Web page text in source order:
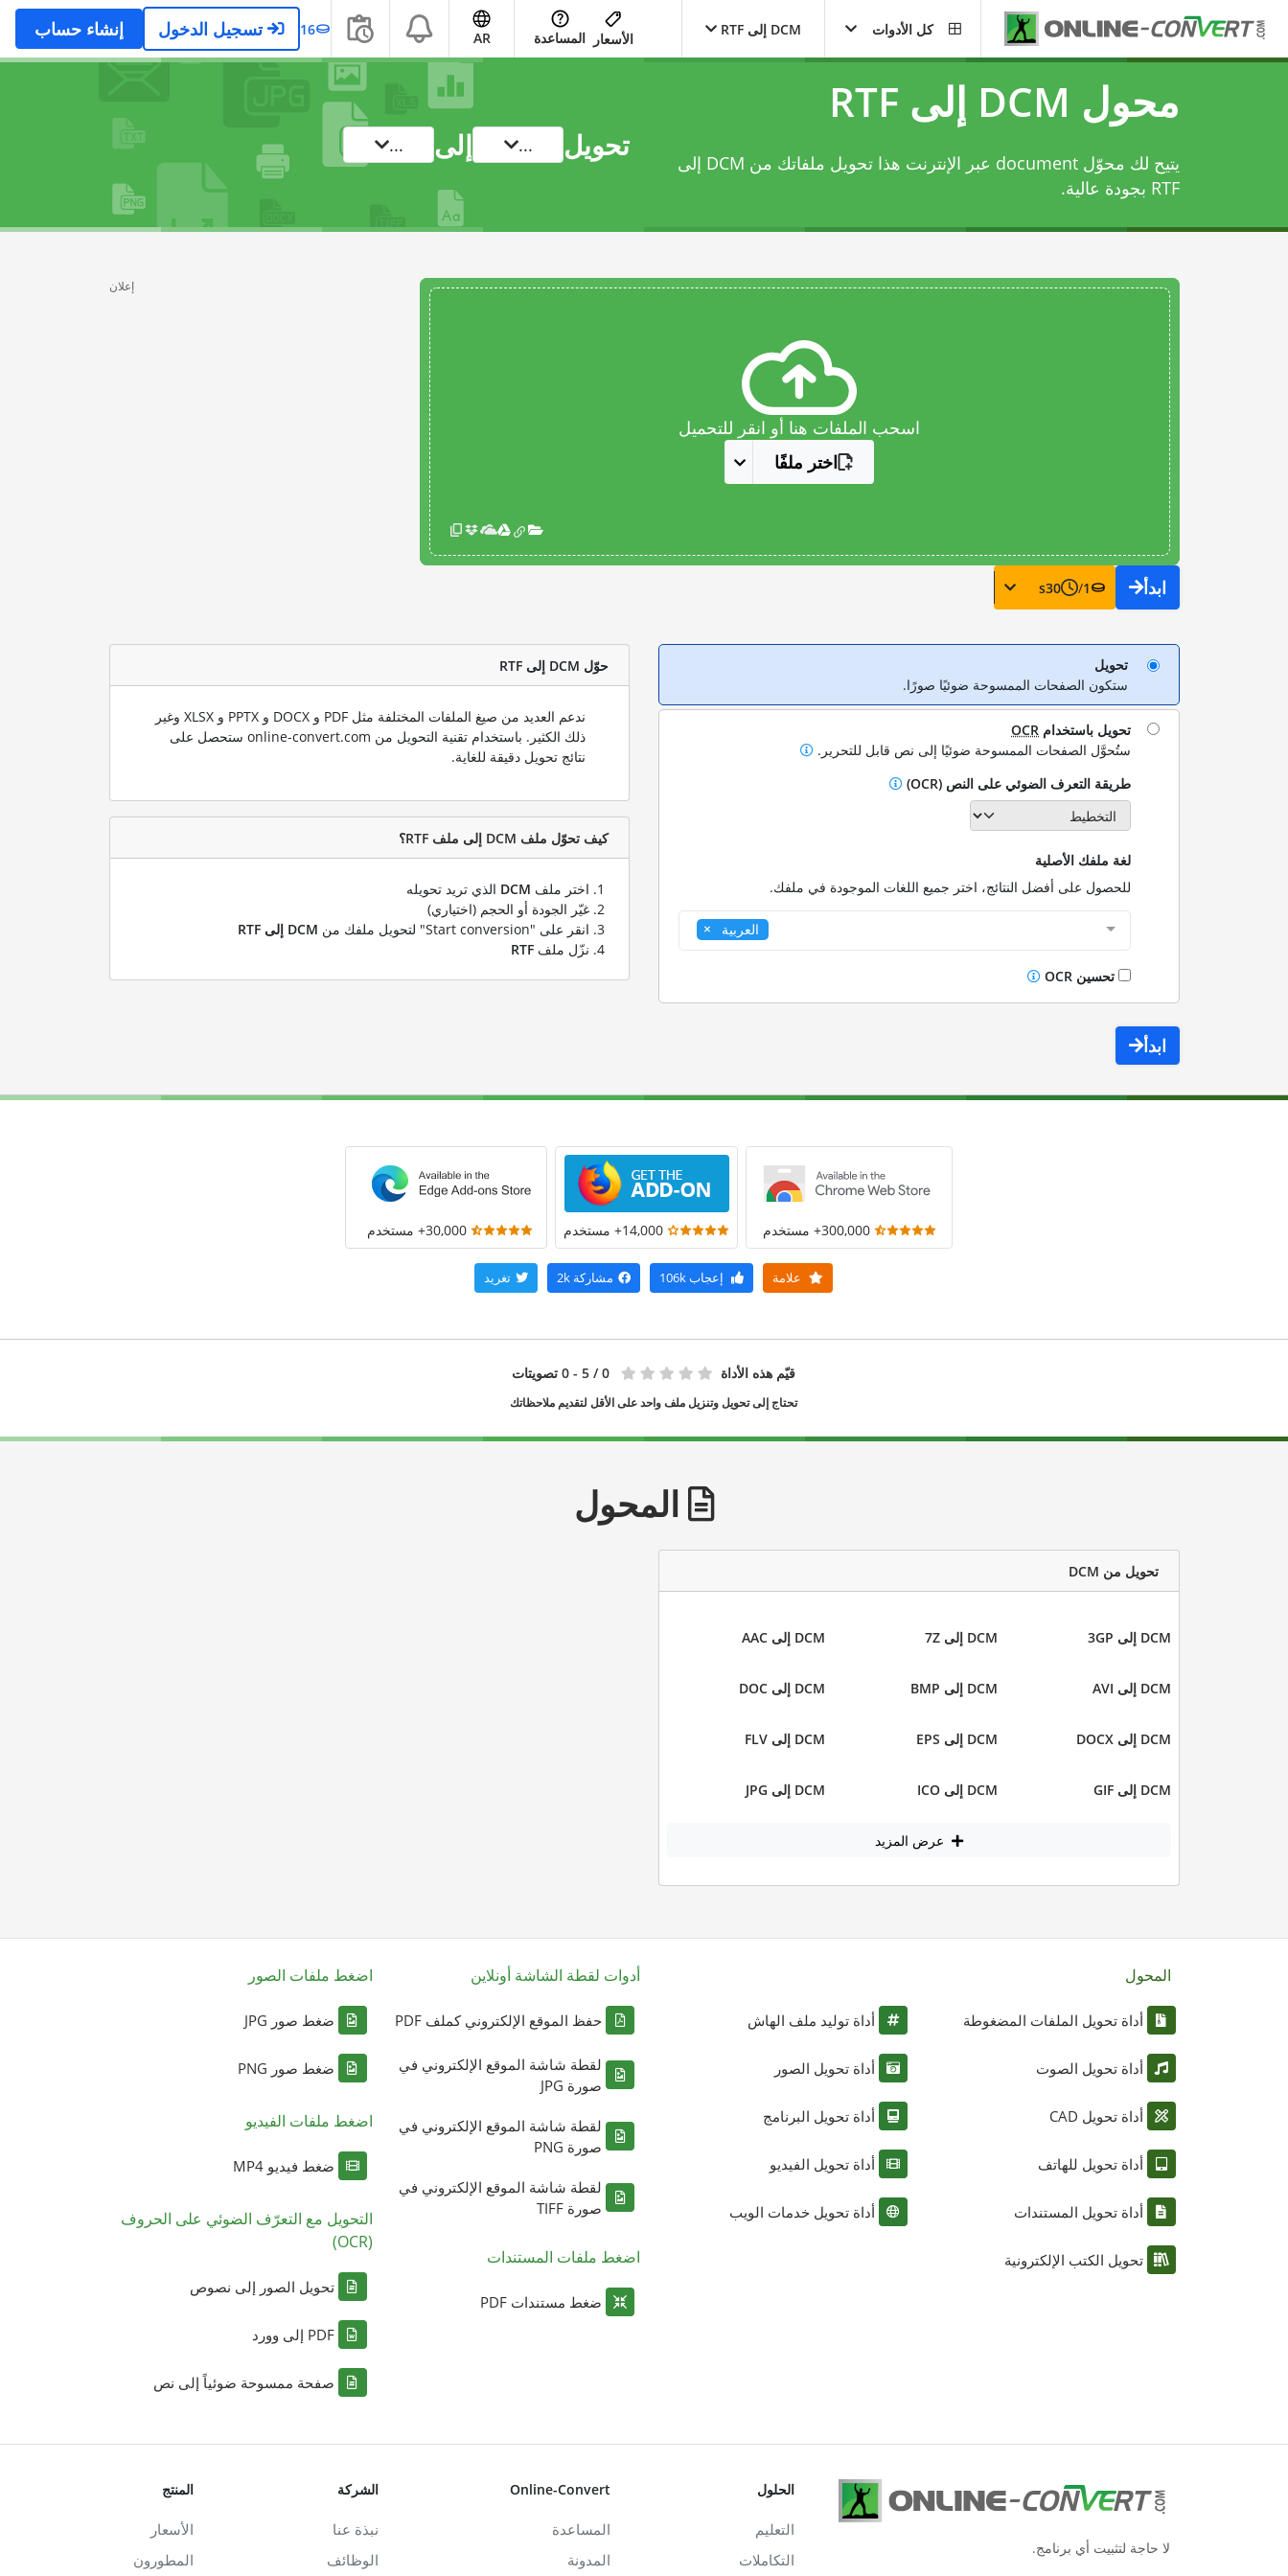
كل الأدوات DCM إلى RTF
الأسعار المساعدة AR
16 تسجيل الدخول إنشاء حساب
محول DCM إلى RTF
يتيح لك محوّل document عبر الإنترنت هذا تحويل ملفاتك من DCM إلى
RTF بجودة عالية.
تحويل ... إلى ...
اسحب الملفات هنا أو انقر للتحميل
اختر ملفًا
ابدأ 1
/
30
s
إعلان
تحويل
ستكون الصفحات الممسوحة ضوئيًا صورًا.
تحويل باستخدام OCR
ستُحوَّل الصفحات الممسوحة ضوئيًا إلى نص قابل للتحرير.
طريقة التعرف الضوئي على النص (OCR)
لغة ملفك الأصلية
للحصول على أفضل النتائج، اختر جميع اللغات الموجودة في ملفك.
العربية
تحسين OCR
ابدأ
حوّل DCM إلى RTF
ندعم العديد من صيغ الملفات المختلفة مثل PDF و DOCX و PPTX و XLSX وغير
ذلك الكثير. باستخدام تقنية التحويل من online-convert.com ستحصل على
نتائج تحويل دقيقة للغاية.
كيف تحوّل ملف DCM إلى ملف RTF؟
اختر ملف DCM الذي تريد تحويله
غيّر الجودة أو الحجم (اختياري)
انقر على "Start conversion" لتحويل ملفك من
DCM إلى RTF
نزّل ملف RTF
300,000+ مستخدم 14,000+ مستخدم 30,000+ مستخدم
علامة إعجاب مشاركة 2k تغريد
قيّم هذه الأداة 0 / 5 - 0 تصويتات
تحتاج إلى تحويل وتنزيل ملف واحد على الأقل لتقديم ملاحظاتك
المحول
تحويل من DCM
DCM إلى 3GP DCM إلى 7Z DCM إلى AAC
DCM إلى AVI DCM إلى BMP DCM إلى DOC
DCM إلى DOCX DCM إلى EPS DCM إلى FLV
DCM إلى GIF DCM إلى ICO DCM إلى JPG
عرض المزيد
المحول
أداة تحويل الملفات المضغوطة
أداة تحويل الصوت
أداة تحويل CAD
أداة تحويل للهاتف
أداة تحويل المستندات
تحويل الكتب الإلكترونية
أداة توليد ملف الهاش
أداة تحويل الصور
أداة تحويل البرنامج
أداة تحويل الفيديو
أداة تحويل خدمات الويب
أدوات لقطة الشاشة أونلاين
حفظ الموقع الإلكتروني كملف PDF
لقطة شاشة الموقع الإلكتروني في
صورة JPG
لقطة شاشة الموقع الإلكتروني في
صورة PNG
لقطة شاشة الموقع الإلكتروني في
صورة TIFF
اضغط ملفات المستندات
ضغط مستندات PDF
اضغط ملفات الصور
ضغط صور JPG
ضغط صور PNG
اضغط ملفات الفيديو
ضغط فيديو MP4
التحويل مع التعرّف الضوئي على الحروف
(OCR)
تحويل الصور إلى نصوص
PDF إلى وورد
صفحة ممسوحة ضوئياً إلى نص
لا حاجة لتثبيت أي برنامج.
الحلول
التعليم
التكاملات
Online-Convert
المساعدة
المدونة
الشركة
نبذة عنا
الوظائف
المنتج
الأسعار
المطورون